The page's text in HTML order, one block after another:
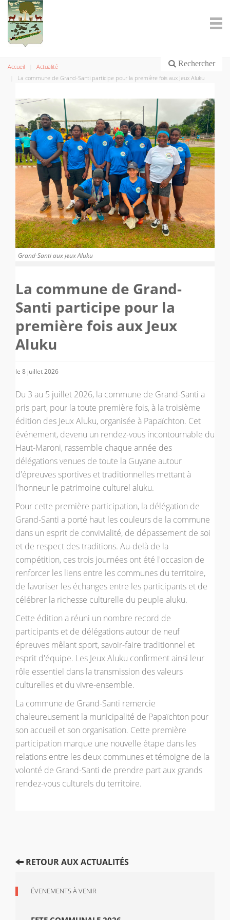
Rechercher
Accueil
Actualité
La commune de Grand-Santi participe pour la première fois aux Jeux Aluku
Grand-Santi aux jeux Aluku
La commune de Grand-
Santi participe pour la
première fois aux Jeux
Aluku
le 8 juillet 2026
Du 3 au 5 juillet 2026, la commune de Grand-Santi a
pris part, pour la toute première fois, à la troisième
édition des Jeux Aluku, organisée à Papaïchton. Cet
événement, devenu un rendez-vous incontournable du
Haut-Maroni, rassemble chaque année des
délégations venues de toute la Guyane autour
d'épreuves sportives et traditionnelles mettant à
l'honneur le patrimoine culturel aluku.
Pour cette première participation, la délégation de
Grand-Santi a porté haut les couleurs de la commune
dans un esprit de convivialité, de dépassement de soi
et de respect des traditions. Au-delà de la
compétition, ces trois journées ont été l'occasion de
renforcer les liens entre les communes du territoire,
de favoriser les échanges entre les participants et de
célébrer la richesse culturelle du peuple aluku.
Cette édition a réuni un nombre record de
participants et de délégations autour de neuf
épreuves mêlant sport, savoir-faire traditionnel et
esprit d'équipe. Les Jeux Aluku confirment ainsi leur
rôle essentiel dans la transmission des valeurs
culturelles et du vivre-ensemble.
La commune de Grand-Santi remercie
chaleureusement la municipalité de Papaïchton pour
son accueil et son organisation. Cette première
participation marque une nouvelle étape dans les
relations entre les deux communes et témoigne de la
volonté de Grand-Santi de prendre part aux grands
rendez-vous culturels du territoire.
RETOUR AUX ACTUALITÉS
ÉVENEMENTS À VENIR